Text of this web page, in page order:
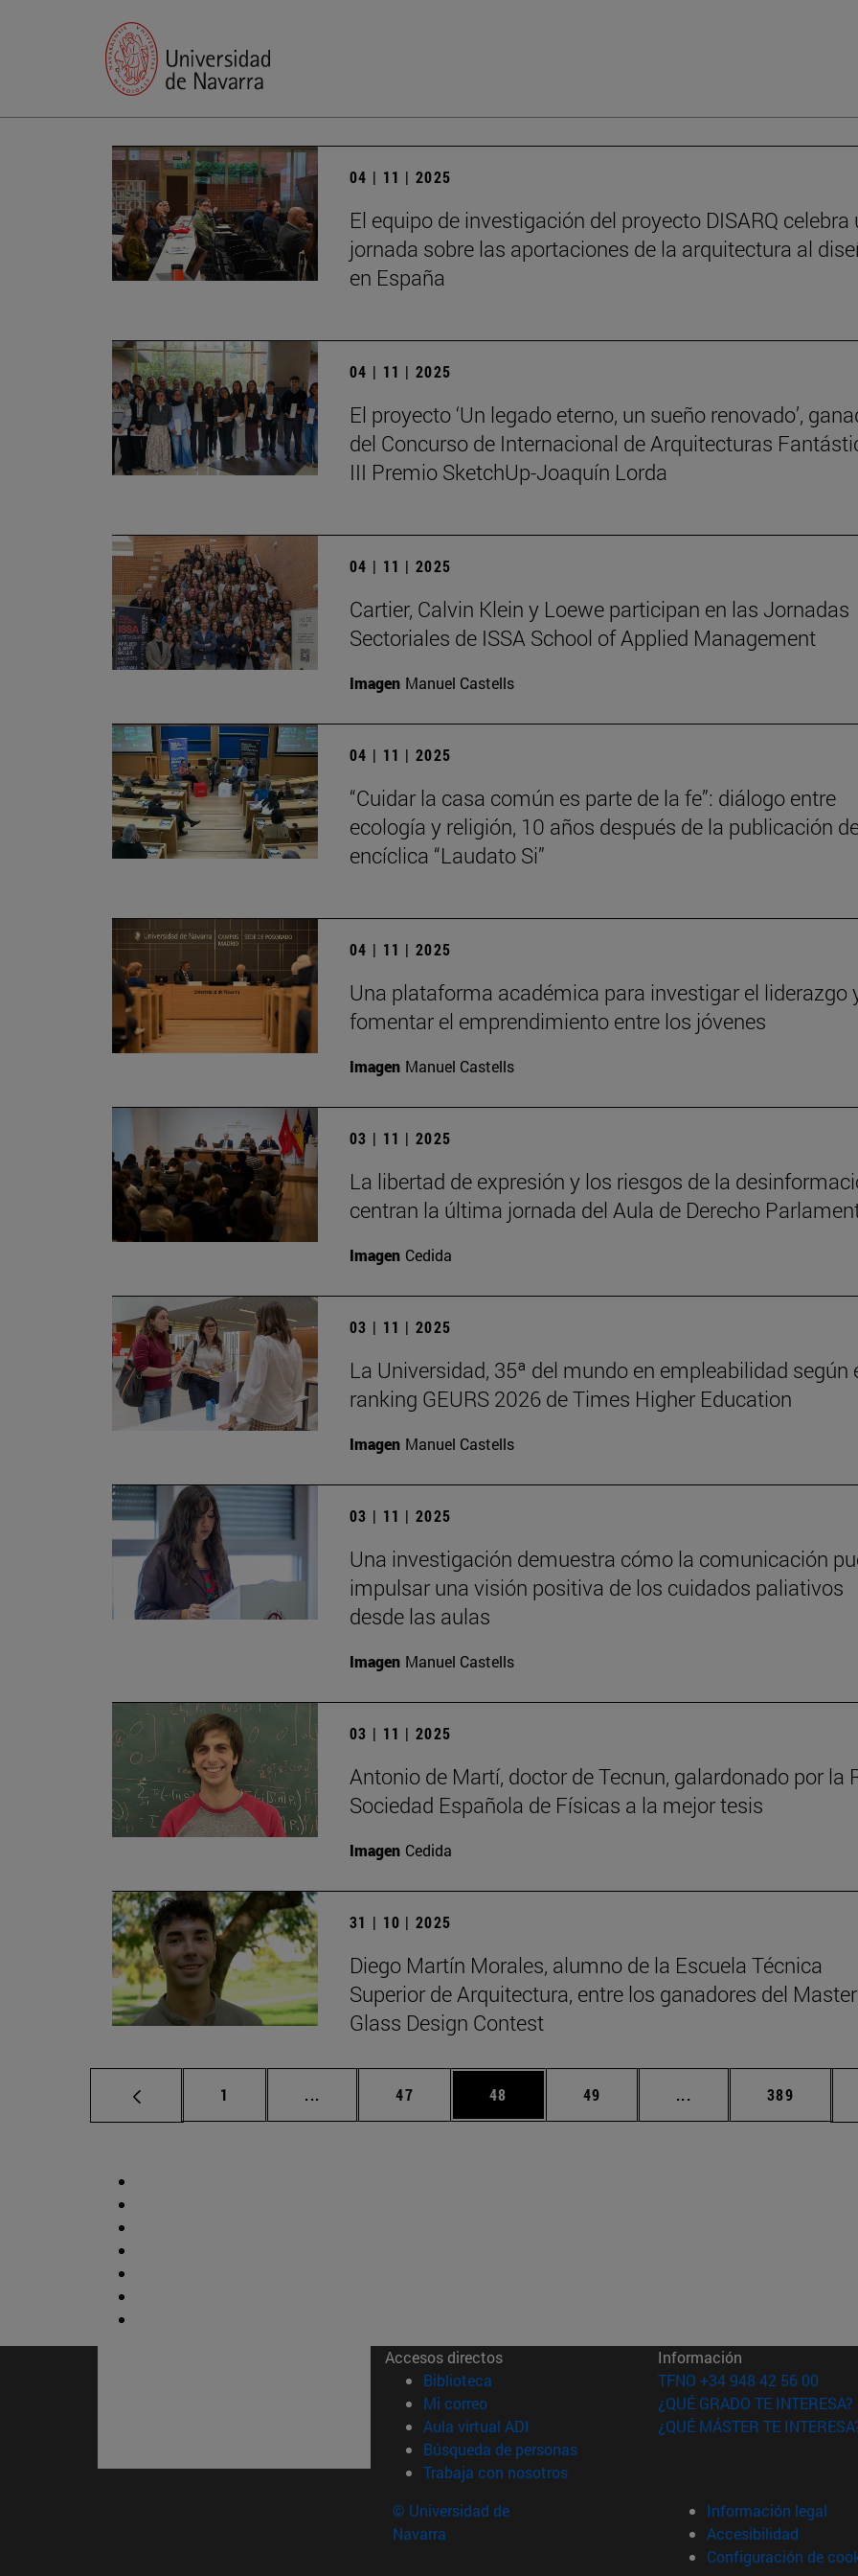
04 | 11 | 2025
El equipo de investigación del proyecto DISARQ celebra
jornada sobre las aportaciones de la arquitectura al
en España
04 | 11 | 2025
El proyecto ‘Un legado eterno, un sueño renovado’,
del Concurso de Internacional de Arquitecturas
III Premio SketchUp-Joaquín Lorda
04 | 11 | 2025
Cartier, Calvin Klein y Loewe participan en las Jornadas
Sectoriales de ISSA School of Applied Management
Imagen Manuel Castells
04 | 11 | 2025
“Cuidar la casa común es parte de la fe”: diálogo entre
ecología y religión, 10 años después de la publicación
encíclica “Laudato Si”
04 | 11 | 2025
Una plataforma académica para investigar el liderazgo
fomentar el emprendimiento entre los jóvenes
Imagen Manuel Castells
03 | 11 | 2025
La libertad de expresión y los riesgos de la
centran la última jornada del Aula de Derecho
Imagen Cedida
03 | 11 | 2025
La Universidad, 35ª del mundo en empleabilidad según
ranking GEURS 2026 de Times Higher Education
Imagen Manuel Castells
03 | 11 | 2025
Una investigación demuestra cómo la comunicación
impulsar una visión positiva de los cuidados paliativos
desde las aulas
Imagen Manuel Castells
03 | 11 | 2025
Antonio de Martí, doctor de Tecnun, galardonado por la
Sociedad Española de Físicas a la mejor tesis
Imagen Cedida
31 | 10 | 2025
Diego Martín Morales, alumno de la Escuela Técnica
Superior de Arquitectura, entre los ganadores del Master
Glass Design Contest
Página
1 ... Páginas intermedias Use TAB para desplazarse.
Página
47 Página
48 Página
49 ... Páginas intermedias
Página
389
Accesos directos
Biblioteca (abre en nueva ventana)
Mi correo(abre en nueva ventana)
Aula virtual ADI (abre en nueva ventana)
Búsqueda de personas(abre en nueva ventana)
Trabaja con nosotros(abre en nueva ventana)
Información
TFNO +34 948 42 56 00
¿QUÉ GRADO TE INTERESA?
¿QUÉ MÁSTER TE
© Universidad de
Navarra
Información legal
Accesibilidad
Configuración de